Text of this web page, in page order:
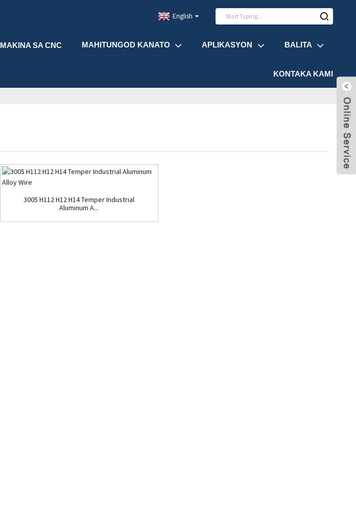
MAKINA SA CNC MAHITUNGOD KANATO APLIKASYON BALITA
KONTAKA KAMI
English
3005 H112 H12 H14 Temper Industrial
Aluminum A...